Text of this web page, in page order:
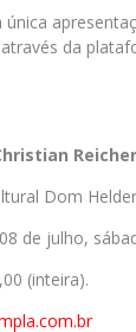
única
da
Dom
08 de julho,
(inteira).